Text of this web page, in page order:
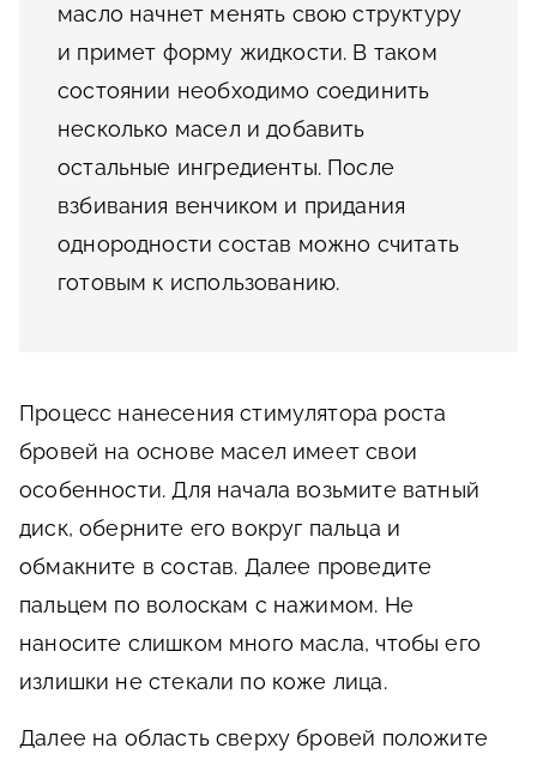
масло начнет менять свою структуру
и примет форму жидкости. В таком
состоянии необходимо соединить
несколько масел и добавить
остальные ингредиенты. После
взбивания венчиком и придания
однородности состав можно считать
готовым к использованию.
Процесс нанесения стимулятора роста
бровей на основе масел имеет свои
особенности. Для начала возьмите ватный
диск, оберните его вокруг пальца и
обмакните в состав. Далее проведите
пальцем по волоскам с нажимом. Не
наносите слишком много масла, чтобы его
излишки не стекали по коже лица.
Далее на область сверху бровей положите